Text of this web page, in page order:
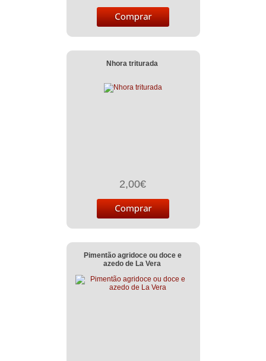
Nhora triturada
2,00€
Pimentão agridoce ou doce e
azedo de La Vera